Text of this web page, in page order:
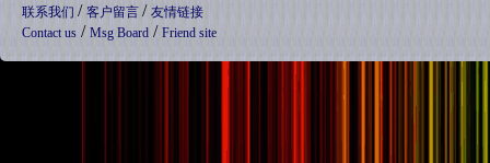
联系我们 / 客户留言 / 友情链接
Contact us / Msg Board / Friend site